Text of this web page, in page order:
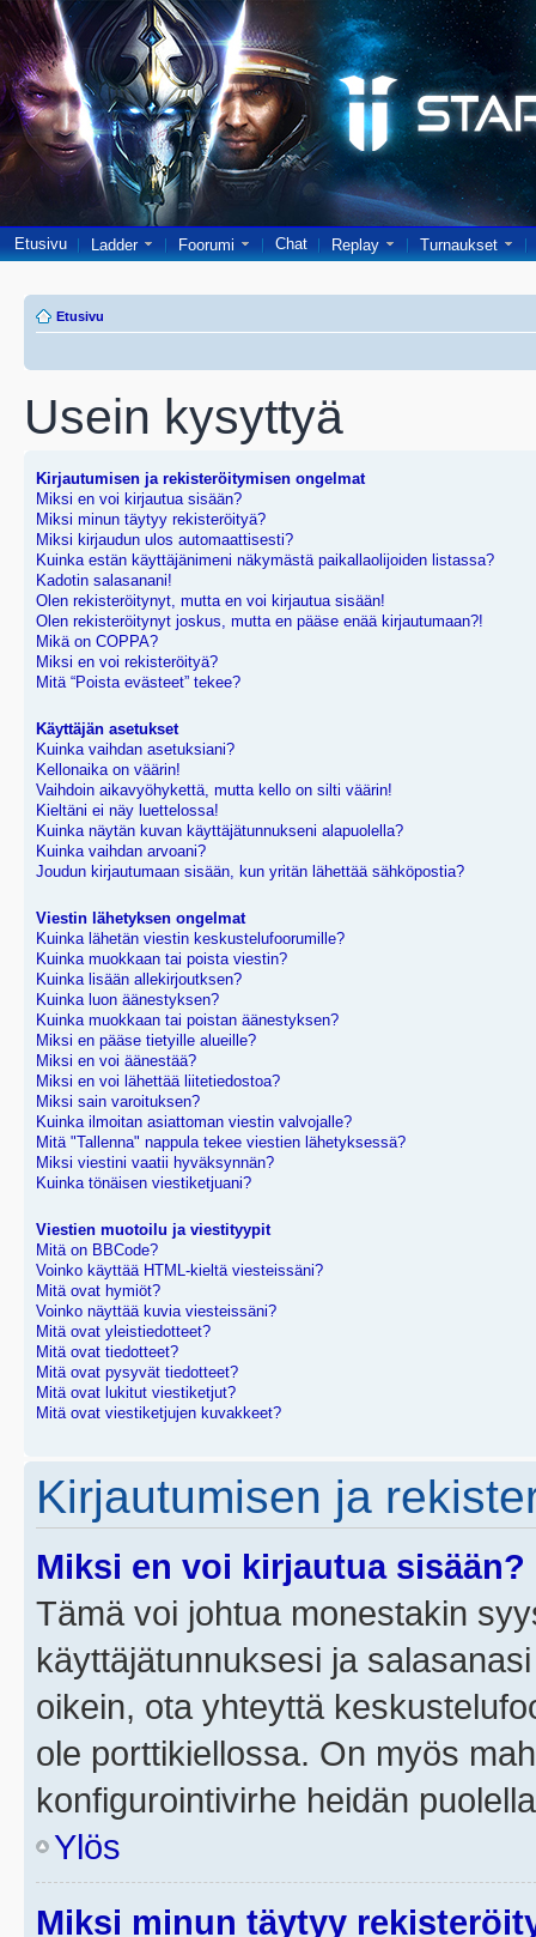
Etusivu Ladder Foorumi Chat Replay Turnaukset
Etusivu
Usein kysyttyä
Kirjautumisen ja rekisteröitymisen ongelmat
Miksi en voi kirjautua sisään?
Miksi minun täytyy rekisteröityä?
Miksi kirjaudun ulos automaattisesti?
Kuinka estän käyttäjänimeni näkymästä paikallaolijoiden listassa?
Kadotin salasanani!
Olen rekisteröitynyt, mutta en voi kirjautua sisään!
Olen rekisteröitynyt joskus, mutta en pääse enää kirjautumaan?!
Mikä on COPPA?
Miksi en voi rekisteröityä?
Mitä “Poista evästeet” tekee?
Käyttäjän asetukset
Kuinka vaihdan asetuksiani?
Kellonaika on väärin!
Vaihdoin aikavyöhykettä, mutta kello on silti väärin!
Kieltäni ei näy luettelossa!
Kuinka näytän kuvan käyttäjätunnukseni alapuolella?
Kuinka vaihdan arvoani?
Joudun kirjautumaan sisään, kun yritän lähettää sähköpostia?
Viestin lähetyksen ongelmat
Kuinka lähetän viestin keskustelufoorumille?
Kuinka muokkaan tai poista viestin?
Kuinka lisään allekirjoutksen?
Kuinka luon äänestyksen?
Kuinka muokkaan tai poistan äänestyksen?
Miksi en pääse tietyille alueille?
Miksi en voi äänestää?
Miksi en voi lähettää liitetiedostoa?
Miksi sain varoituksen?
Kuinka ilmoitan asiattoman viestin valvojalle?
Mitä "Tallenna" nappula tekee viestien lähetyksessä?
Miksi viestini vaatii hyväksynnän?
Kuinka tönäisen viestiketjuani?
Viestien muotoilu ja viestityypit
Mitä on BBCode?
Voinko käyttää HTML-kieltä viesteissäni?
Mitä ovat hymiöt?
Voinko näyttää kuvia viesteissäni?
Mitä ovat yleistiedotteet?
Mitä ovat tiedotteet?
Mitä ovat pysyvät tiedotteet?
Mitä ovat lukitut viestiketjut?
Mitä ovat viestiketjujen kuvakkeet?
Kirjautumisen ja
Miksi en voi kirjautua sisään?
Tämä voi johtua monestakin
käyttäjätunnuksesi ja
oikein, ota yhteyttä
ole porttikiellossa. On myös
konfigurointivirhe heidän
Ylös
Miksi minun täytyy